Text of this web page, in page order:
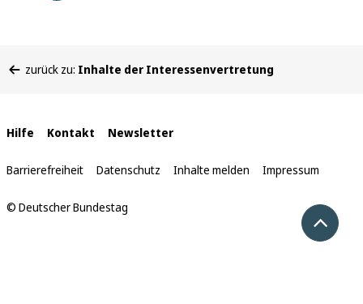
befinden
zurück zu: Inhalte der Interessenvertretung
Interne
Links
Hilfe Kontakt Newsletter
Barrierefreiheit Datenschutz Inhalte melden Impressum
© Deutscher Bundestag